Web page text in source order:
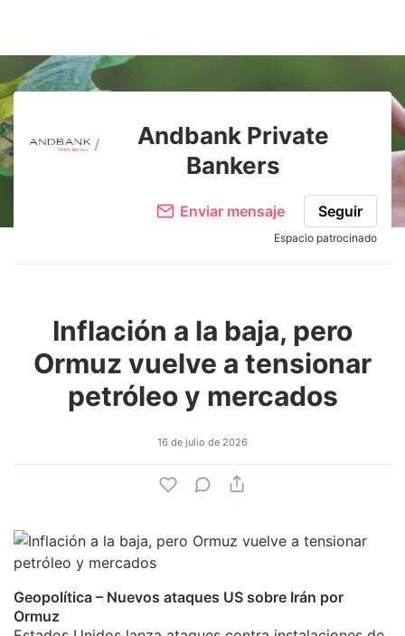
Andbank Private
Bankers
Enviar mensaje Seguir
Espacio patrocinado
Inflación a la baja, pero
Ormuz vuelve a tensionar
petróleo y mercados
16 de julio de 2026
Geopolítica – Nuevos ataques US sobre Irán por
Ormuz